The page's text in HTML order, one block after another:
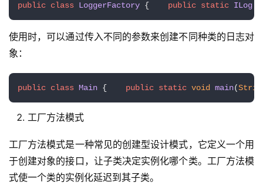
public class LoggerFactory { public static ILog
使用时，可以通过传入不同的参数来创建不同种类的日志对
象：
public class Main { public static void main(
工厂方法模式
工厂方法模式是一种常见的创建型设计模式，它定义一个用
于创建对象的接口，让子类决定实例化哪个类。工厂方法模
式使一个类的实例化延迟到其子类。